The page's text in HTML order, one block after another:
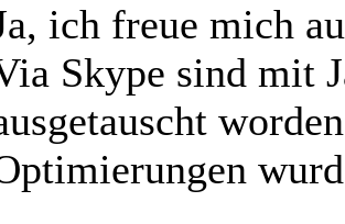
ich freue mich
Skype sind mit